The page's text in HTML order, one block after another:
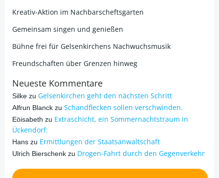
Kreativ-Aktion im Nachbarscheftsgarten
Gemeinsam singen und genießen
Bühne frei für Gelsenkirchens Nachwuchsmusik
Freundschaften über Grenzen hinweg
Neueste Kommentare
Silke zu Gelsenkirchen geht den nächsten Schritt
Alfrun Blanck zu Schandflecken sollen verschwinden.
Eöisabeth zu Extraschicht, ein Sommernachtstraum in
Ückendorf:
Hans zu Ermittlungen der Staatsanwaltschaft
Ulrich Bierschenk zu Drogen-Fahrt durch den Gegenverkehr